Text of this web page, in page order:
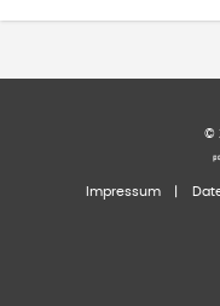
©
Impressum